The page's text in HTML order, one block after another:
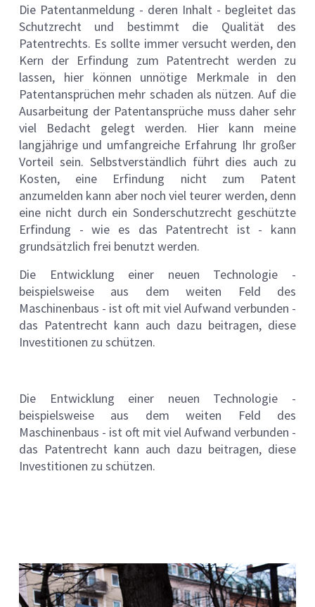
Die Patentanmeldung - deren Inhalt - begleitet das
Schutzrecht und bestimmt die Qualität des
Patentrechts. Es sollte immer versucht werden, den
Kern der Erfindung zum Patentrecht werden zu
lassen, hier können unnötige Merkmale in den
Patentansprüchen mehr schaden als nützen. Auf die
Ausarbeitung der Patentansprüche muss daher sehr
viel Bedacht gelegt werden. Hier kann meine
langjährige und umfangreiche Erfahrung Ihr großer
Vorteil sein. Selbstverständlich führt dies auch zu
Kosten, eine Erfindung nicht zum Patent
anzumelden kann aber noch viel teurer werden, denn
eine nicht durch ein Sonderschutzrecht geschützte
Erfindung - wie es das Patentrecht ist - kann
grundsätzlich frei benutzt werden.
Die Entwicklung einer neuen Technologie -
beispielsweise aus dem weiten Feld des
Maschinenbaus - ist oft mit viel Aufwand verbunden -
das Patentrecht kann auch dazu beitragen, diese
Investitionen zu schützen.
Die Entwicklung einer neuen Technologie -
beispielsweise aus dem weiten Feld des
Maschinenbaus - ist oft mit viel Aufwand verbunden -
das Patentrecht kann auch dazu beitragen, diese
Investitionen zu schützen.